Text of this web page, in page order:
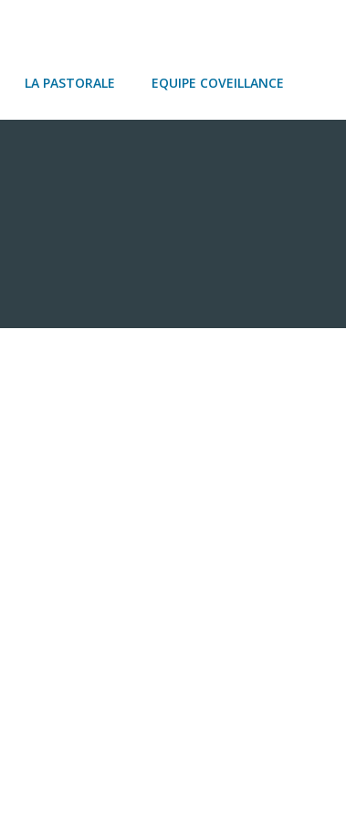
LA PASTORALE EQUIPE COVEILLANCE